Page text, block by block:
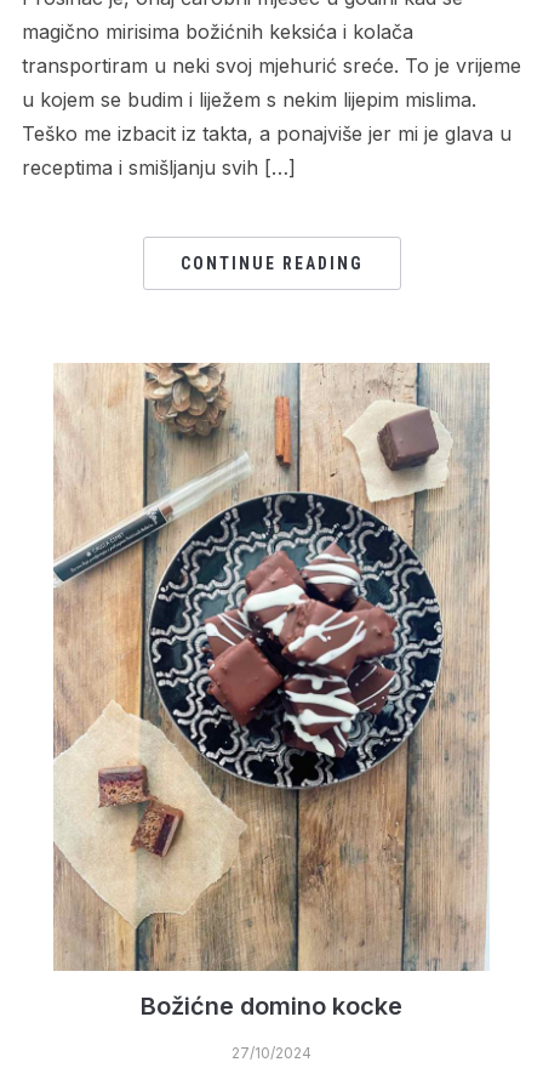
magično mirisima božićnih keksića i kolača
transportiram u neki svoj mjehurić sreće. To je vrijeme
u kojem se budim i liježem s nekim lijepim mislima.
Teško me izbacit iz takta, a ponajviše jer mi je glava u
receptima i smišljanju svih […]
CONTINUE READING
Božićne domino kocke
27/10/2024